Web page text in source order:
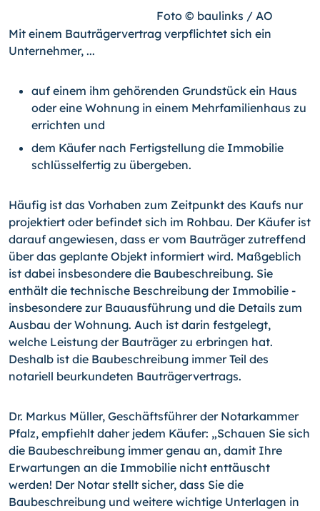
Foto © baulinks / AO
Mit einem Bauträgervertrag verpflichtet sich ein
Unternehmer, ...
auf einem ihm gehörenden Grundstück ein Haus
oder eine Wohnung in einem Mehrfamilienhaus zu
errichten und
dem Käufer nach Fertigstellung die Immobilie
schlüsselfertig zu übergeben.
Häufig ist das Vorhaben zum Zeitpunkt des Kaufs nur
projektiert oder befindet sich im Rohbau. Der Käufer ist
darauf angewiesen, dass er vom Bauträger zutreffend
über das geplante Objekt informiert wird. Maßgeblich
ist dabei insbesondere die Baubeschreibung. Sie
enthält die technische Beschreibung der Immobilie -
insbesondere zur Bauausführung und die Details zum
Ausbau der Wohnung. Auch ist darin festgelegt,
welche Leistung der Bauträger zu erbringen hat.
Deshalb ist die Baubeschreibung immer Teil des
notariell beurkundeten Bauträgervertrags.
Dr. Markus Müller, Geschäftsführer der Notarkammer
Pfalz, empfiehlt daher jedem Käufer: „Schauen Sie sich
die Baubeschreibung immer genau an, damit Ihre
Erwartungen an die Immobilie nicht enttäuscht
werden! Der Notar stellt sicher, dass Sie die
Baubeschreibung und weitere wichtige Unterlagen in